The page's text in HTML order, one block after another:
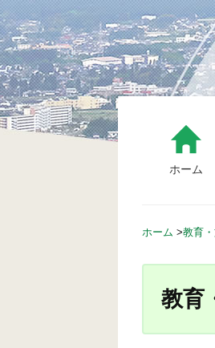
S
k
i
p
t
o
c
ホーム
ホーム >教育
教育